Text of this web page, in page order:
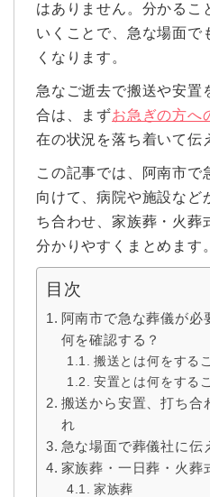
はありません。分かるこ
いくことで、急な場面で
くなります。
急なご逝去で搬送や安置
合は、まずお急ぎの方へ
在の状況を落ち着いて伝
この記事では、阿南市で
向けて、病院や施設など
ち合わせ、家族葬・火葬
分かりやすくまとめます。
目次
阿南市で急な葬儀が必
何を確認する？
搬送とは何をする
安置とは何をする
搬送から安置、打ち合
れ
急な場面で葬儀社に伝
家族葬・一日葬・火葬
家族葬